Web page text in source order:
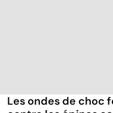
Les ondes de